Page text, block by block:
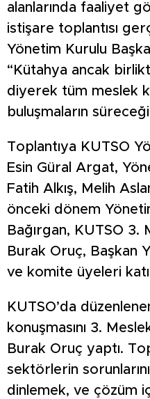
alanlarında faaliyet
istişare toplantısı
Yönetim Kurulu
“Kütahya ancak
diyerek tüm meslek
buluşmaların
Toplantıya KUTSO
Esin Güral Argat,
Fatih Alkış, Melih
önceki dönem
Bağırgan, KUTSO 3.
Burak Oruç, Başkan
ve komite üyeleri
KUTSO’da
konuşmasını 3.
Burak Oruç yaptı.
sektörlerin
dinlemek, ve çözüm